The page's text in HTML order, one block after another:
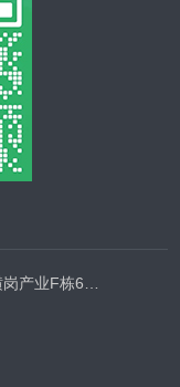
地址：深圳市龙岗区园山街道数字硅谷横岗产业F栋628-629